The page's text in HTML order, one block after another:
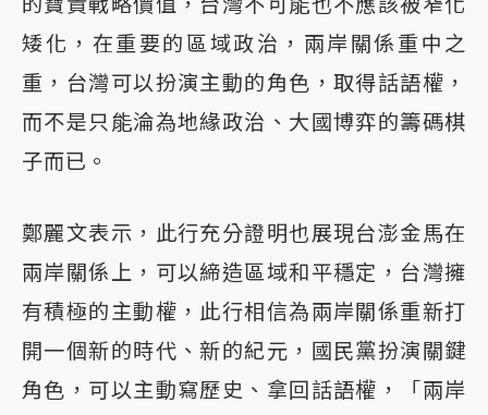
矮化，在重要的區域政治，兩岸關係重中之
重，台灣可以扮演主動的角色，取得話語權，
而不是只能淪為地緣政治、大國博弈的籌碼棋
子而已。
鄭麗文表示，此行充分證明也展現台澎金馬在
兩岸關係上，可以締造區域和平穩定，台灣擁
有積極的主動權，此行相信為兩岸關係重新打
開一個新的時代、新的紀元，國民黨扮演關鍵
角色，可以主動寫歷史、拿回話語權，「兩岸